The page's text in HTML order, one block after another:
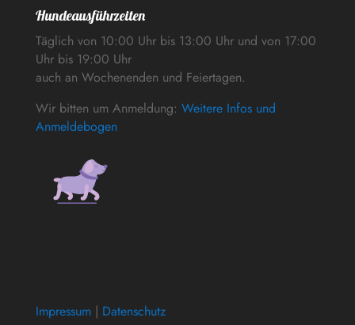
Hundeausführzeiten
Täglich von 10:00 Uhr bis 13:00 Uhr und von 17:00
Uhr bis 19:00 Uhr
auch an Wochenenden und Feiertagen.
Wir bitten um Anmeldung: Weitere Infos und
Anmeldebogen
Impressum| Datenschutz